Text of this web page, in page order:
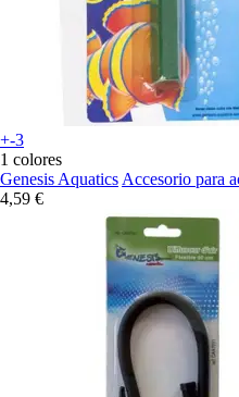
+-3
1 colores
Genesis Aquatics Accesorio para
4,59 €